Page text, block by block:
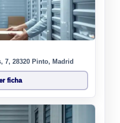
7, 28320 Pinto, Madrid
ficha